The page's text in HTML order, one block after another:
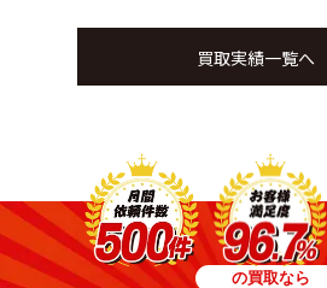
買取実績一覧へ
の買取なら